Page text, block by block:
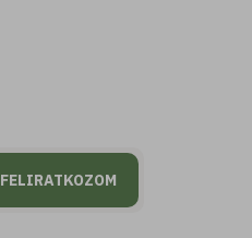
FELIRATKOZOM